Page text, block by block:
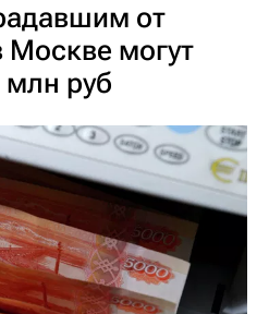
от
Москве могут
млн руб